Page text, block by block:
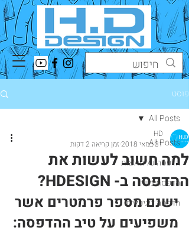
פוסט
All Posts
הדפסה על חולצות
הדפסת משי
הדפסה דיגיטלית
All Posts
למה חשוב לעשות את
ההדפסה ב- HDESIGN?
HD
31 במאי 2018
זמן קריאה 2 דקות
ישנם מספר פרמטרים אשר
משפיעים על טיב ההדפסה: